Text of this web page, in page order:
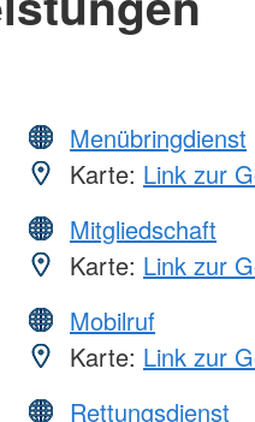
Menübringdienst
Karte: Link zur
Mitgliedschaft
Karte: Link zur
Mobilruf
Karte: Link zur
Rettungsdienst